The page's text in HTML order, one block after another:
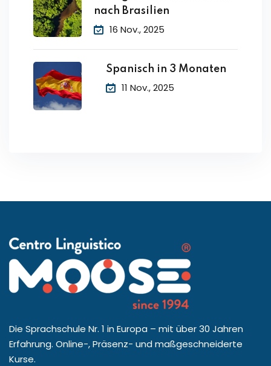
nach Brasilien
16 Nov., 2025
Spanisch in 3 Monaten
11 Nov., 2025
Die Sprachschule Nr. 1 in Europa – mit über 30 Jahren
Erfahrung. Online-, Präsenz- und maßgeschneiderte
Kurse.